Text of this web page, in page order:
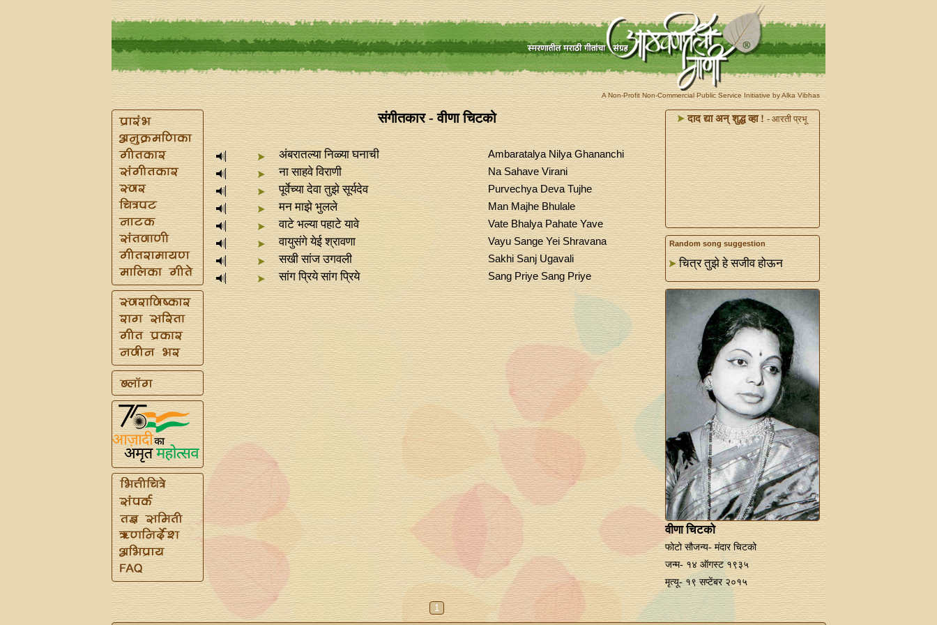
A Non-Profit Non-Commercial Public Service Initiative by Alka Vibhas
संगीतकार - वीणा चिटको
अंबरातल्या निळ्या घनाची Ambaratalya Nilya Ghananchi
ना साहवे विराणी Na Sahave Virani
पूर्वेच्या देवा तुझे सूर्यदेव Purvechya Deva Tujhe
मन माझे भुलले Man Majhe Bhulale
वाटे भल्या पहाटे यावे Vate Bhalya Pahate Yave
वायुसंगे येई श्रावणा Vayu Sange Yei Shravana
सखी सांज उगवली Sakhi Sanj Ugavali
सांग प्रिये सांग प्रिये Sang Priye Sang Priye
दाद द्या अन्‌ शुद्ध व्हा ! - आरती प्रभू
Random song suggestion
चित्र तुझे हे सजीव होऊन
वीणा चिटको
फोटो सौजन्य- मंदार चिटको
जन्म- १४ ऑगस्ट १९३५
मृत्यू- १९ सप्‍टेंबर २०१५